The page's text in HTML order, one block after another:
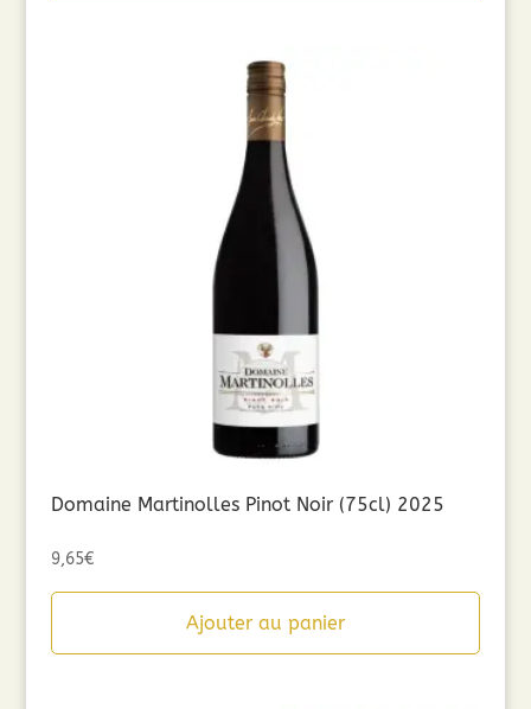
Domaine Martinolles Pinot Noir (75cl) 2025
9,65€
Ajouter au panier